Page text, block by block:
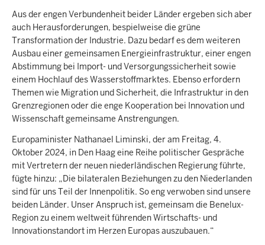
Aus der engen Verbundenheit beider Länder ergeben sich aber
auch Herausforderungen, bespielweise die grüne
Transformation der Industrie. Dazu bedarf es dem weiteren
Ausbau einer gemeinsamen Energieinfrastruktur, einer engen
Abstimmung bei Import- und Versorgungssicherheit sowie
einem Hochlauf des Wasserstoffmarktes. Ebenso erfordern
Themen wie Migration und Sicherheit, die Infrastruktur in den
Grenzregionen oder die enge Kooperation bei Innovation und
Wissenschaft gemeinsame Anstrengungen.
Europaminister Nathanael Liminski, der am Freitag, 4.
Oktober 2024, in Den Haag eine Reihe politischer Gespräche
mit Vertretern der neuen niederländischen Regierung führte,
fügte hinzu: „Die bilateralen Beziehungen zu den Niederlanden
sind für uns Teil der Innenpolitik. So eng verwoben sind unsere
beiden Länder. Unser Anspruch ist, gemeinsam die Benelux-
Region zu einem weltweit führenden Wirtschafts- und
Innovationstandort im Herzen Europas auszubauen.“